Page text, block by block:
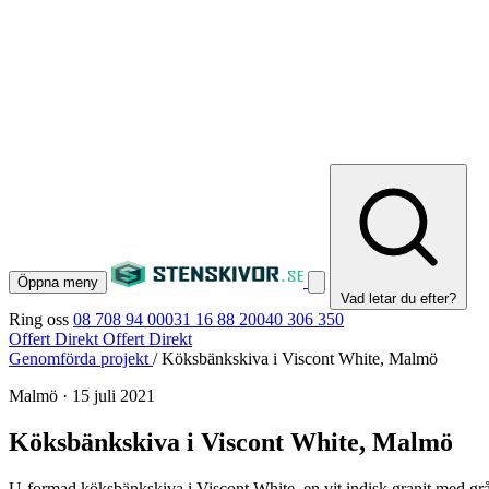
Öppna meny
Vad letar du efter?
Ring oss 08 708 94 00031 16 88 20040 306 350
Offert Direkt Offert Direkt
Genomförda projekt / Köksbänkskiva i Viscont White, Malmö
Malmö · 15 juli 2021
Köksbänkskiva i Viscont White, Malmö